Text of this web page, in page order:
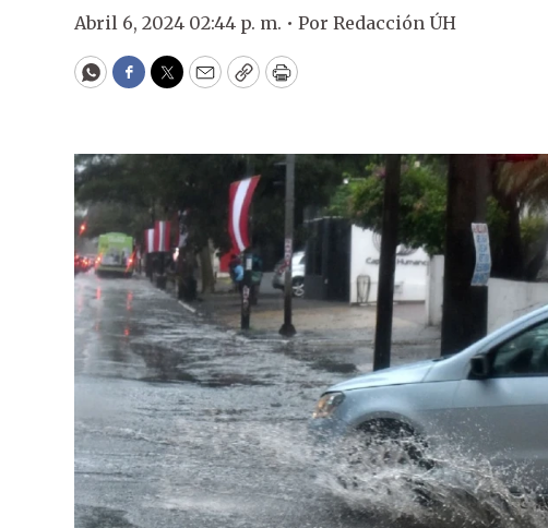
Abril 6, 2024 02:44 p. m. • Por Redacción ÚH
WhatsApp
Facebook
Twitter
EmailCopyPrint